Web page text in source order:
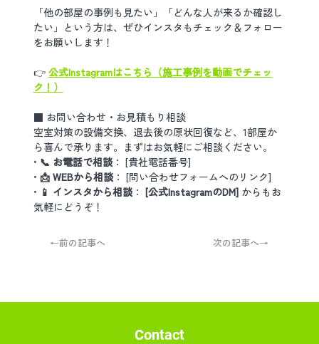
「他の部屋の事例も見たい」「どんな人が来るか確認し
たい」という方は、ぜひインスタもチェック＆フォロー
をお願いします！
👉 公式Instagramはこちら（施工事例を動画でチェッ
ク！）
■ お問い合わせ・お見積もり相談
空室対策の設備交換、退去後の原状回復など、1部屋か
ら喜んで承ります。まずはお気軽にご相談ください。
• 📞 お電話で相談： [貴社電話番号]
• 📩 WEBから相談： [問い合わせフォームへのリンク]
• 📱 インスタから相談： [公式InstagramのDM] からもお
気軽にどうぞ！
←前の記事へ 次の記事へ→
Contact